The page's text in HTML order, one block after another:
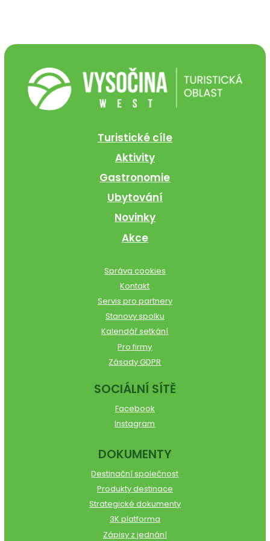
Turistické cíle
Aktivity
Gastronomie
Ubytování
Novinky
Akce
Správa cookies
Kontakt
Servis pro partnery
Stanovy spolku
Kalendář setkání
Pro firmy
Zásady GDPR
SOCIÁLNÍ SÍTĚ
Facebook
Instagram
DOKUMENTY
Destinační společnost
Produkty destinace
Strategické dokumenty
3K platforma
Zápisy z jednání